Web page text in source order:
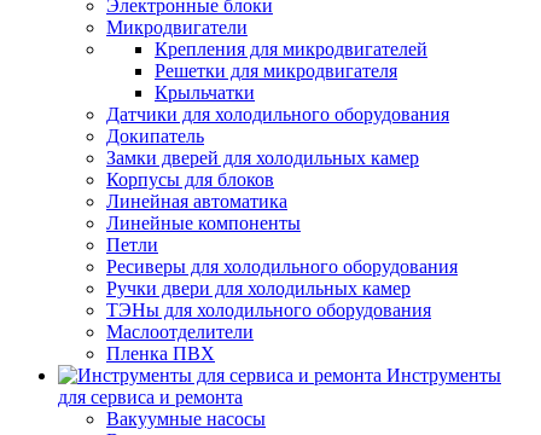
Электронные блоки
Микродвигатели
Крепления для микродвигателей
Решетки для микродвигателя
Крыльчатки
Датчики для холодильного оборудования
Докипатель
Замки дверей для холодильных камер
Корпусы для блоков
Линейная автоматика
Линейные компоненты
Петли
Ресиверы для холодильного оборудования
Ручки двери для холодильных камер
ТЭНы для холодильного оборудования
Маслоотделители
Пленка ПВХ
Инструменты
для сервиса и ремонта
Вакуумные насосы